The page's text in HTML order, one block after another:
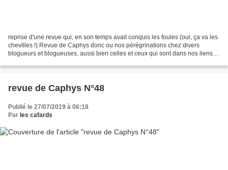
reprise d'une revue qui, en son temps avait conquis les foules (oui, ça va les
chevilles !) Revue de Caphys donc ou nos pérégrinations chez divers
blogueurs et blogueuses, aussi bien celles et ceux qui sont dans nos liens
revue de Caphys N°48
Publié le 27/07/2019 à 06:18
Par les cafards